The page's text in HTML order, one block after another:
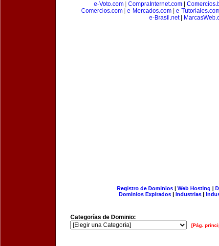
e-Voto.com
CompraInternet.com
Comercios.com
e-Mercados.com
e-
e-Brasil.net|
Registro de Dominios| Web Hosting |
Dominios Expirados | Industrias |
Categorías de Dominio:
[Pág.